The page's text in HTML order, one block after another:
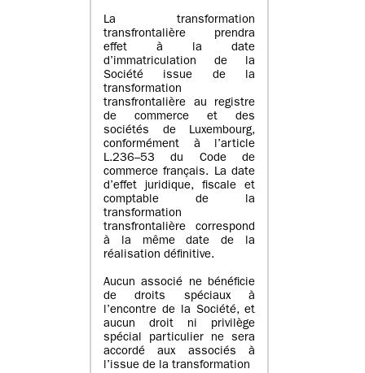
La transformation
transfrontalière prendra
effet à la date
d’immatriculation de la
Société issue de la
transformation
transfrontalière au registre
de commerce et des
sociétés de Luxembourg,
conformément à l’article
L.236–53 du Code de
commerce français. La date
d’effet juridique, fiscale et
comptable de la
transformation
transfrontalière correspond
à la même date de la
réalisation définitive.
Aucun associé ne bénéficie
de droits spéciaux à
l’encontre de la Société, et
aucun droit ni privilège
spécial particulier ne sera
accordé aux associés à
l’issue de la transformation